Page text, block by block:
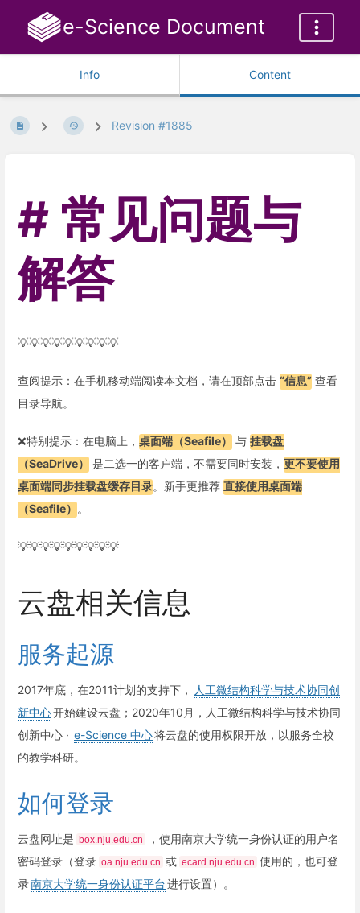
e-Science Document
Info Content
Revision #1885
常见问题与
解答
💡💡💡💡💡💡💡💡💡
查阅提示：在手机移动端阅读本文档，请在顶部点击 “信息” 查看
目录导航。
❌特别提示：在电脑上， 桌面端（Seafile） 与 挂载盘
（SeaDrive）
是二选一的客户端，不需要同时安装， 更不要使用
桌面端同步挂载盘缓存目录。新手更推荐 直接使用桌面端
（Seafile） 。
💡💡💡💡💡💡💡💡💡
云盘相关信息
服务起源
2017年底，在2011计划的支持下，
人工微结构科学与技术协同创
新中心开始建设云盘；2020年10月，人工微结构科学与技术协同
创新中心 · e-Science 中心将云盘的使用权限开放，以服务全校
的教学科研。
如何登录
云盘网址是 box.nju.edu.cn
，使用南京大学统一身份认证的用户名
密码登录（登录 oa.nju.edu.cn 或 ecard.nju.edu.cn 使用的，也可登
录南京大学统一身份认证平台进行设置）。